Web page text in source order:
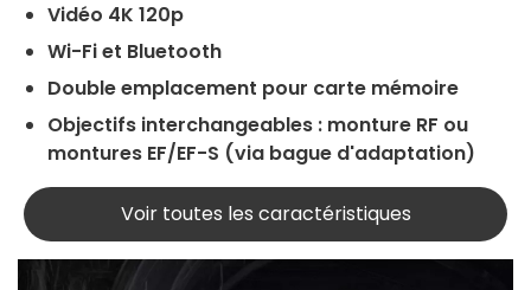
Vidéo 4K 120p
Wi-Fi et Bluetooth
Double emplacement pour carte mémoire
Objectifs interchangeables : monture RF ou
montures EF/EF-S (via bague d'adaptation)
Voir toutes les caractéristiques